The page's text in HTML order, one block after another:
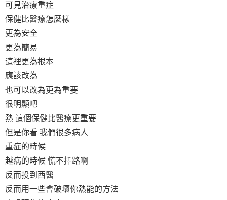
可見治療重症
保健比醫療怎麼樣
更為安全
更為簡易
這裡更為根本
應該改為
也可以改為更為重要
很明顯吧
熱 這個保健比醫療更重要
但是你看 我們很多病人
重症的時候
越病的時候 慌不擇路啊
反而投到西醫
反而用一些會破壞你熱能的方法